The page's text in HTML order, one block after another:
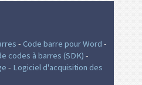
- Code barre pour Word -
codes à barres (SDK) -
- Logiciel d'acquisition des